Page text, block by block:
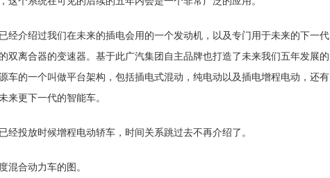
介绍过我们在未来的插电会用的一个发动机，以及专门用于未来的下一代
双离合器的变速器。基于此广汽集团自主品牌也打造了未来我们五年发展的
车的一个叫做平台架构，包括插电式混动，纯电动以及插电增程电动，还有
来更下一代的智能车。
投放时候增程电动轿车，时间关系跳过去不再介绍了。
合动力车的图。